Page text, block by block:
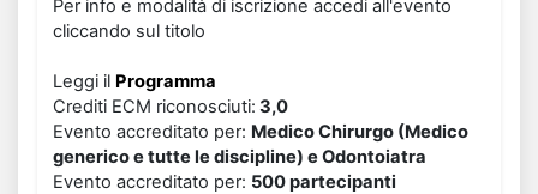
Per info e modalità di iscrizione accedi all'evento
cliccando sul titolo
Leggi il Programma
Crediti ECM riconosciuti: 3,0
Evento accreditato per: Medico Chirurgo (Medico
generico e tutte le discipline) e Odontoiatra
Evento accreditato per: 500 partecipanti